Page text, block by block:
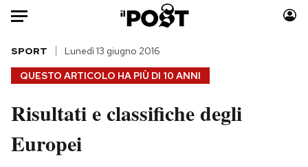
Auto
HOME
Italia
Politica
Moda
QUESTO ARTICOLO HA PIÙ DI 10 ANNI
SPORT Lunedì 13 giugno 2016
Risultati e classifiche degli
Europei